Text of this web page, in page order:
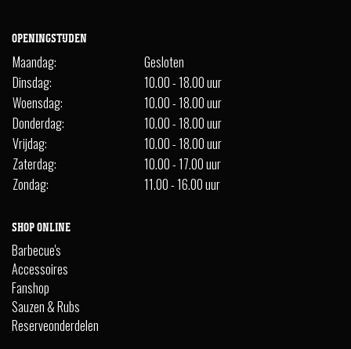
OPENINGSTIJDEN
Maandag:
Gesloten
Dinsdag:
10.00 - 18.00 uur
Woensdag:
10.00 - 18.00 uur
Donderdag:
10.00 - 18.00 uur
Vrijdag:
10.00 - 18.00 uur
Zaterdag:
10.00 - 17.00 uur
Zondag:
11.00 - 16.00 uur
SHOP ONLINE
Barbecue's
Accessoires
Fanshop
Sauzen & Rubs
Reserveonderdelen